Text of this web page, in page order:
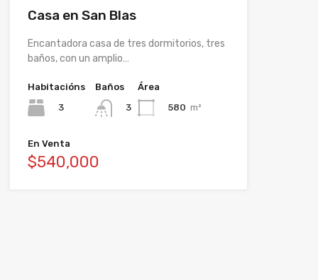
Casa en San Blas
Encantadora casa de tres dormitorios, tres
baños, con un amplio…
Habitacións
3
Baños
3
Área
580 m²
En Venta
$540,000